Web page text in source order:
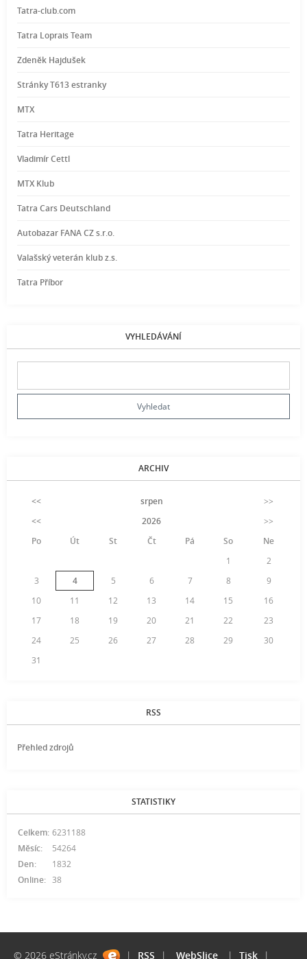
Tatra-club.com
Tatra Loprais Team
Zdeněk Hajdušek
Stránky T613 estranky
MTX
Tatra Heritage
Vladimír Cettl
MTX Klub
Tatra Cars Deutschland
Autobazar FANA CZ s.r.o.
Valašský veterán klub z.s.
Tatra Příbor
VYHLEDÁVÁNÍ
ARCHIV
<< srpen
>>
<<
2026
>>
Po
Út St Čt Pá So
Ne
1
2
3
4 5 6 7 8
9
10
11 12 13 14 15
16
17
18 19 20 21 22
23
24
25 26 27 28 29
30
31
RSS
Přehled zdrojů
STATISTIKY
Online: 38
Celkem: 6231188
Měsíc:
54264
Den:
1832
© 2026 eStránky.cz | RSS | WebSlice | Tisk |